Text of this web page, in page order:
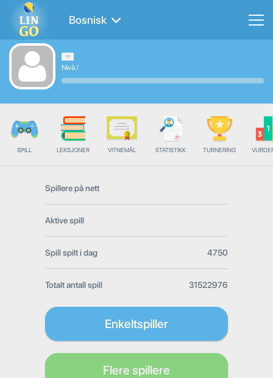
Bosnisk
Nivå/
SPILL LEKSJONER VITNEMÅL STATISTIKK TURNERING
Spillere på nett
Aktive spill
Spill spilt i dag 4750
Totalt antall spill 31522976
Enkeltspiller
Flere spillere